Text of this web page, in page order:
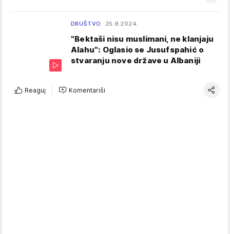
DRUŠTVO 25.9.2024.
"Bektaši nisu muslimani, ne klanjaju
Alahu": Oglasio se Jusufspahić o
stvaranju nove države u Albaniji
Reaguj Komentariši